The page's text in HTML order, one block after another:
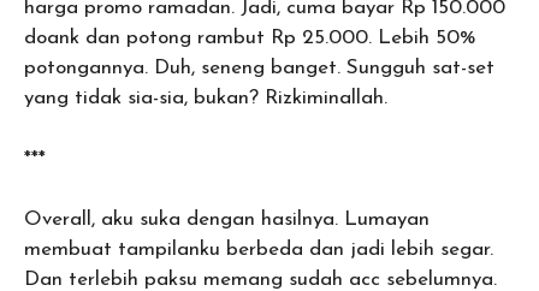
harga promo ramadan. Jadi, cuma bayar Rp 150.000
doank dan potong rambut Rp 25.000. Lebih 50%
potongannya. Duh, seneng banget. Sungguh sat-set
yang tidak sia-sia, bukan? Rizkiminallah.
***
Overall, aku suka dengan hasilnya. Lumayan
membuat tampilanku berbeda dan jadi lebih segar.
Dan terlebih paksu memang sudah acc sebelumnya.